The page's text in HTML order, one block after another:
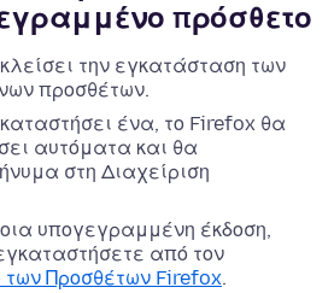
πρόσθετο
την εγκατάσταση των
προσθέτων.
ένα, το Firefox θα
αυτόματα και θα
στη Διαχείριση
υπογεγραμμένη έκδοση,
από τον
των Προσθέτων Firefox.